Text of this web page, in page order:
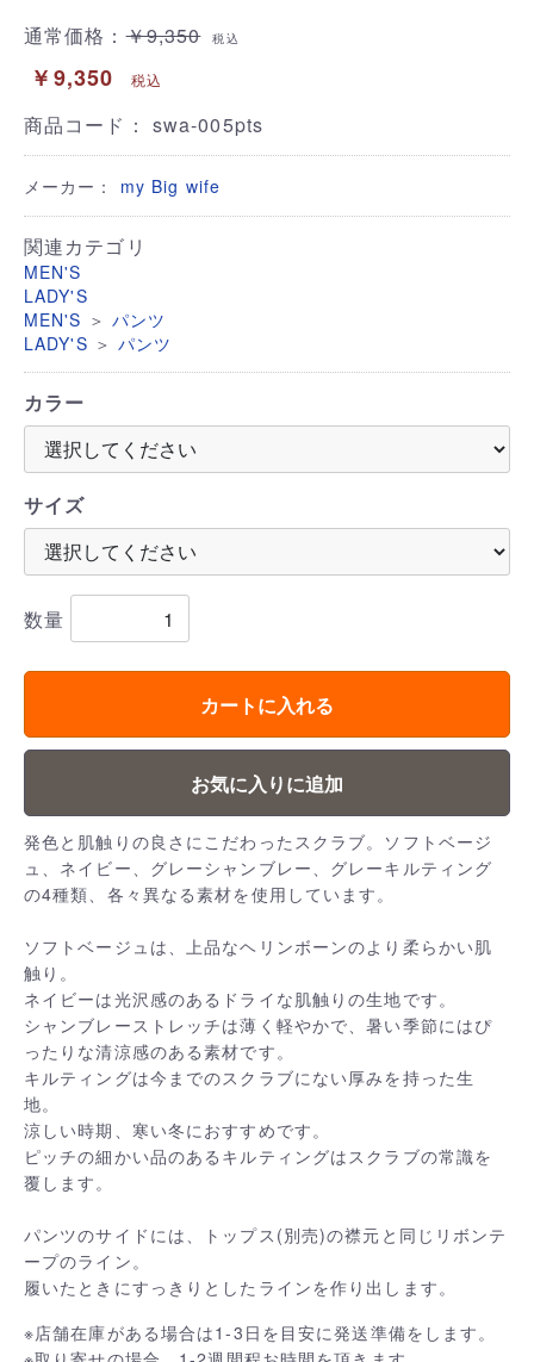
通常価格：￥9,350 税込
￥9,350 税込
商品コード： swa-005pts
メーカー： my Big wife
関連カテゴリ
MEN'S
LADY'S
MEN'S ＞ パンツ
LADY'S ＞ パンツ
カラー
サイズ
数量
カートに入れる
お気に入りに追加
発色と肌触りの良さにこだわったスクラブ。ソフトベージ
ュ、ネイビー、グレーシャンブレー、グレーキルティング
の4種類、各々異なる素材を使用しています。
ソフトベージュは、上品なヘリンボーンのより柔らかい肌
触り。
ネイビーは光沢感のあるドライな肌触りの生地です。
シャンブレーストレッチは薄く軽やかで、暑い季節にはぴ
ったりな清涼感のある素材です。
キルティングは今までのスクラブにない厚みを持った生
地。
涼しい時期、寒い冬におすすめです。
ピッチの細かい品のあるキルティングはスクラブの常識を
覆します。
パンツのサイドには、トップス(別売)の襟元と同じリボンテ
ープのライン。
履いたときにすっきりとしたラインを作り出します。
※店舗在庫がある場合は1-3日を目安に発送準備をします。